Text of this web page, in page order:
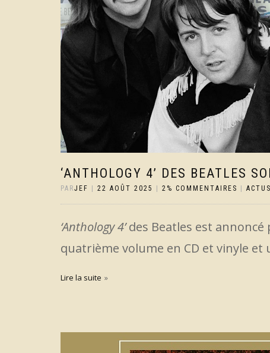
‘ANTHOLOGY 4’ DES BEATLES
PARJEF 22 AOÛT 2025 2% COMMENTAIRES ACTUS
‘Anthology 4’des Beatles est
quatrième volume en CD et vinyle et
Lire la suite